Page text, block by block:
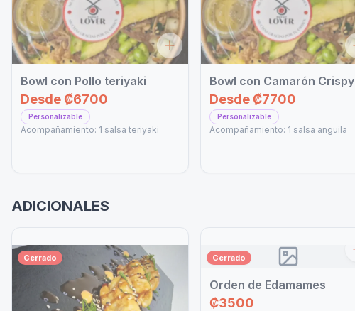
Bowl con Pollo teriyaki
Desde₡6700
Personalizable
Acompañamiento: 1 salsa teriyaki
Bowl con Camarón Crispy
Desde ₡7700
Personalizable
Acompañamiento: 1 salsa anguila
ADICIONALES
Cerrado Cerrado
Orden de Edamames
₡3500